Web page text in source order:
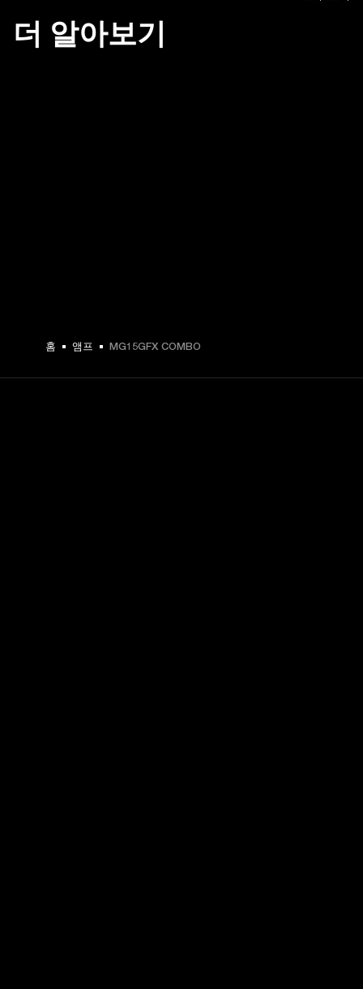
더 알아보기
홈 앰프 MG15GFX COMBO